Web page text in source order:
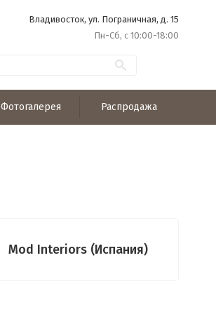
Владивосток, ул. Пограничная, д. 15
Пн-Сб, с 10:00-18:00
Фотогалерея Распродажа
Mod Interiors (Испания)